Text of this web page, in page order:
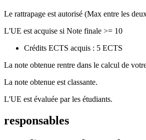
Le rattrapage est autorisé (Max entre les
L'UE est acquise si Note finale >= 10
Crédits ECTS acquis : 5 ECTS
La note obtenue rentre dans le calcul de
La note obtenue est classante.
L'UE est évaluée par les étudiants.
responsables